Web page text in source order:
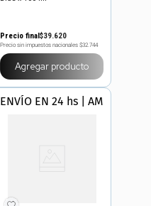
Precio final$39.620
Precio sin impuestos nacionales $32.744
Agregar producto
ENVÍO EN 24 hs | AMBA